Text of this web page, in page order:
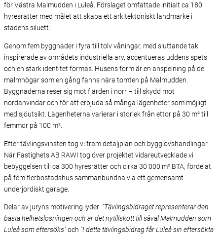
för Västra Malmudden i Luleå. Förslaget omfattade initialt ca 180
hyresrätter med målet att skapa ett arkitektoniskt landmärke i
stadens siluett.
Genom fem byggnader i fyra till tolv våningar, med sluttande tak
inspirerade av områdets industriella arv, accentueras uddens spets
och en stark identitet formas. Husens form är en anspelning på de
malmhögar som en gång fanns nära tomten på Malmudden.
Byggnaderna reser sig mot fjärden i norr – till skydd mot
nordanvindar och för att erbjuda så många lägenheter som möjligt
med sjöutsikt. Lägenheterna varierar i storlek från ettor på 30 m² till
femmor på 100 m².
Efter tävlingsvinsten tog vi fram detaljplan och bygglovshandlingar.
När Fastighets AB RAWI tog över projektet vidareutvecklade vi
bebyggelsen till ca 300 hyresrätter och cirka 30 000 m² BTA, fördelat
på fem flerbostadshus sammanbundna via ett gemensamt
underjordiskt garage.
Delar av juryns motivering lyder: "Tävlingsbidraget representerar den
bästa helhetslösningen och är det nytillskott till såväl Malmudden som
Luleå som eftersöks"och "I detta tävlingsbidrag får Luleå sin eftersökta